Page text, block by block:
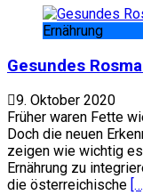
Ernährung
Gesundes
9. Oktober 2020
Früher waren Fette
Doch die neuen
zeigen wie wichtig
Ernährung zu
die österreichische […]